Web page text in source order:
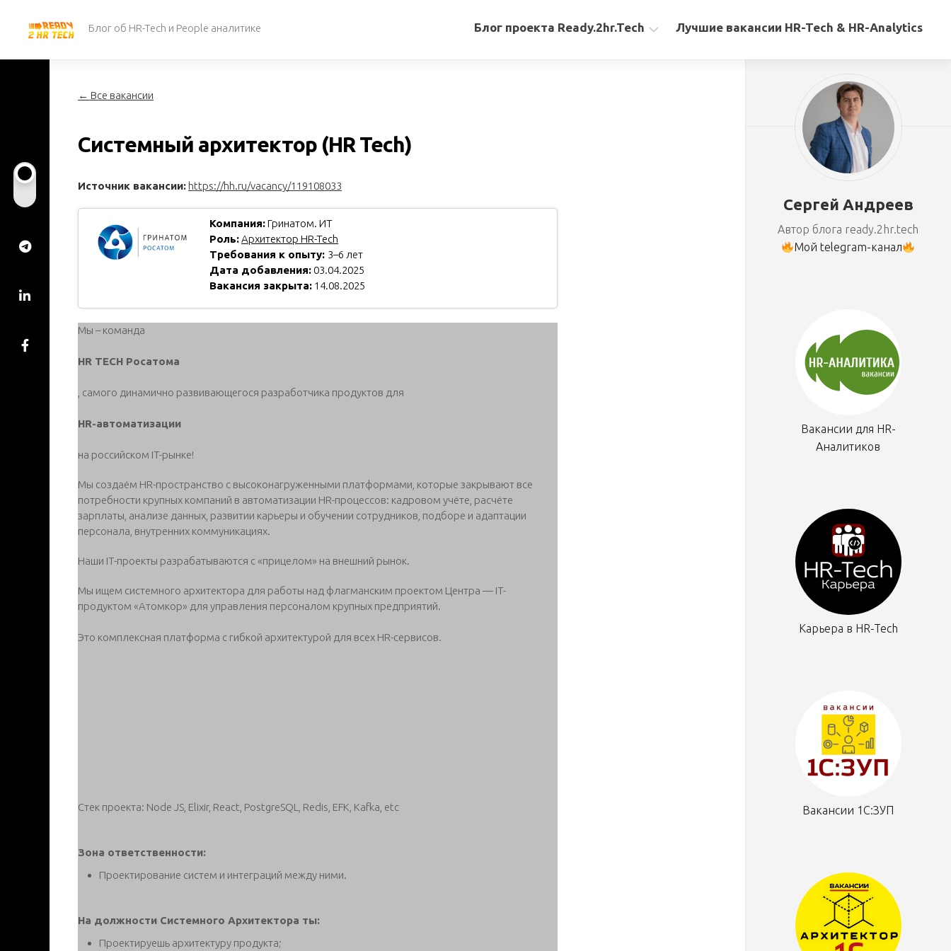
содержанию
Блог об HR-Tech и People аналитике Блог проекта Ready.2hr.Tech Лучшие вакансии HR-Tech & HR-Analytics
← Все вакансии
Системный архитектор (HR Tech)
Источник вакансии: https://hh.ru/vacancy/119108033
Компания:Гринатом. ИТ
Роль:Архитектор HR-Tech
Требования к опыту: 3–6 лет
Дата добавления: 03.04.2025
Вакансия закрыта: 14.08.2025
Мы – команда
HR TECH Росатома
, самого динамично развивающегося разработчика продуктов для
HR-автоматизации
на российском IT-рынке!
Мы создаём HR-пространство с высоконагруженными платформами, которые закрывают все
потребности крупных компаний в автоматизации HR-процессов: кадровом учёте, расчёте
зарплаты, анализе данных, развитии карьеры и обучении сотрудников, подборе и адаптации
персонала, внутренних коммуникациях.
Наши IT-проекты разрабатываются с «прицелом» на внешний рынок.
Мы ищем системного архитектора для работы над флагманским проектом Центра — IT-
продуктом «Атомкор» для управления персоналом крупных предприятий.
Это комплексная платформа с гибкой архитектурой для всех HR-сервисов.
Стек проекта: Node JS, Elixir, React, PostgreSQL, Redis, EFK, Kafka, etc
Зона ответственности:
Проектирование систем и интеграций между ними.
На должности Системного Архитектора ты:
Проектируешь архитектуру продукта;
Сергей Андреев
Автор блога ready.2hr.tech
Мой telegram-канал
Вакансии для HR-
Аналитиков
Карьера в HR-Tech
Вакансии 1С:ЗУП